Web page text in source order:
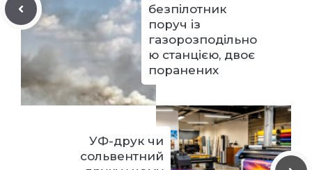
безпілотник
поруч із
газорозподільно
ю станцією, двоє
поранених
УФ-друк чи
сольвентний